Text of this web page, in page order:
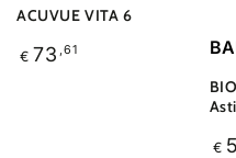
ACUVUE VITA 6
Translation
€ 73 ,61
€